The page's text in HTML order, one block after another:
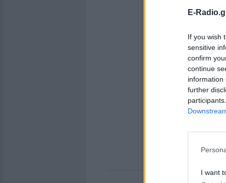
E-
If you wish
sensitive
confirm
continue
information
further
I want